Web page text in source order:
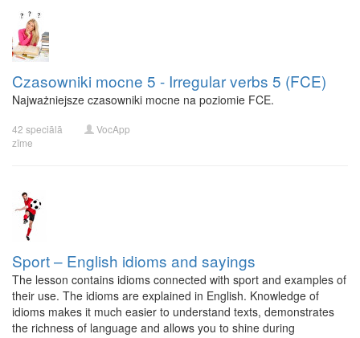
Czasowniki mocne 5 - Irregular verbs 5 (FCE)
Najważniejsze czasowniki mocne na poziomie FCE.
42 speciālā
zīme
VocApp
Sport – English idioms and sayings
The lesson contains idioms connected with sport and examples of
their use. The idioms are explained in English. Knowledge of
idioms makes it much easier to understand texts, demonstrates
the richness of language and allows you to shine during